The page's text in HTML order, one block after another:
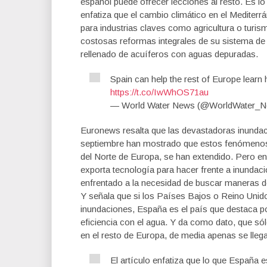
enfatiza que el cambio climático en el
para industrias claves como agricultura o
costosas reformas integrales de su sistema
rellenado de acuíferos con aguas depuradas.
Spain can help the rest of Europe
https://t.co/IwWhOS71au
— World Water News
Euronews resalta que las devastadoras
septiembre han mostrado que estos
del Norte de Europa, se han extendido. Pero
exporta tecnología para hacer frente a
enfrentado a la necesidad de buscar maneras
Y señala que si los Países Bajos o Reino
inundaciones, España es el país que destaca
eficiencia con el agua. Y da como dato, que
en el resto de Europa, de media apenas se
El artículo enfatiza que lo que España